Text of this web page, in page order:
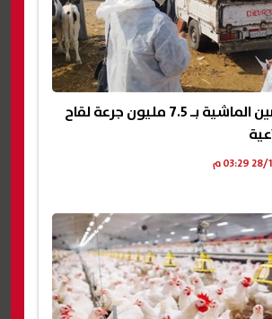
الزراعة: تحصين الماشية بـ 7.5 مليون جرعة لقاح